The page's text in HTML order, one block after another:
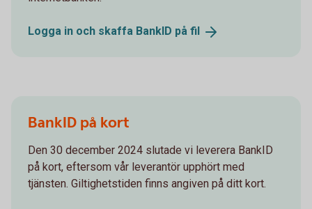
Logga in och skaffa BankID på fil
BankID på kort
Den 30 december 2024 slutade vi leverera BankID
på kort, eftersom vår leverantör upphört med
tjänsten. Giltighetstiden finns angiven på ditt kort.